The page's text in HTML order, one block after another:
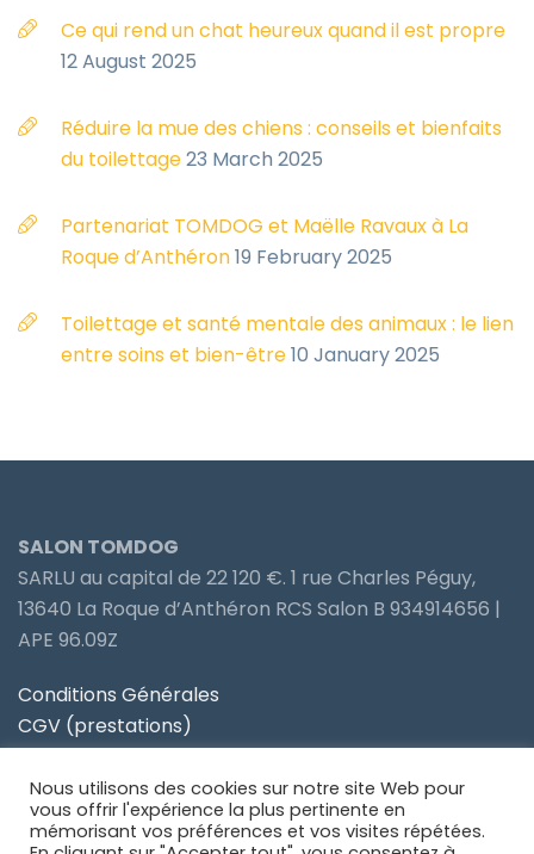
Ce qui rend un chat heureux quand il est propre
12 August 2025
Réduire la mue des chiens : conseils et bienfaits
du toilettage23 March 2025
Partenariat TOMDOG et Maëlle Ravaux à La
Roque d’Anthéron19 February 2025
Toilettage et santé mentale des animaux : le lien
entre soins et bien-être10 January 2025
SALON TOMDOG
SARLU au capital de 22 120 €. 1 rue Charles Péguy,
13640 La Roque d’Anthéron RCS Salon B 934914656 |
APE 96.09Z
Conditions Générales
CGV (prestations)
Politique de confidentialité
Site partenaire Toiletteur Nos Avis
Nous utilisons des cookies sur notre site Web pour
vous offrir l'expérience la plus pertinente en
mémorisant vos préférences et vos visites répétées.